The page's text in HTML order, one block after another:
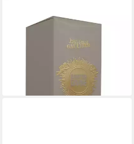
Duschgel Jean Paul Gaultier
lieferbar - in 2-3 Werktagen bei dir